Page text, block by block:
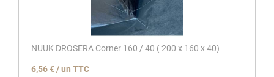
NUUK DROSERA Corner 160 / 40 ( 200 x 160 x 40)
6,56 € / un TTC